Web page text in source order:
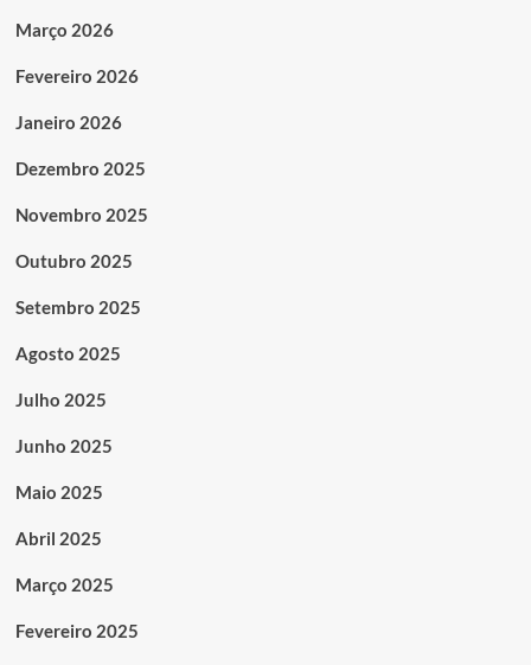
Março 2026
Fevereiro 2026
Janeiro 2026
Dezembro 2025
Novembro 2025
Outubro 2025
Setembro 2025
Agosto 2025
Julho 2025
Junho 2025
Maio 2025
Abril 2025
Março 2025
Fevereiro 2025